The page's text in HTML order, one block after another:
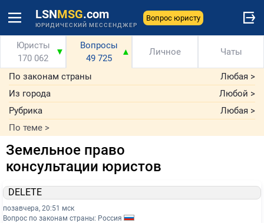
LSNMSG.com
ЮРИДИЧЕСКИЙ МЕССЕНДЖЕР
Вопрос юристу
Юристы
170 062
▼
Вопросы
49 725
▲ Личное Чаты
По законам страны Любая >
Из города
Любой >
Рубрика
Любая >
По теме >
Земельное право
консультации юристов
DELETE
позавчера, 20:51 мск
Вопрос по законам страны: Россия